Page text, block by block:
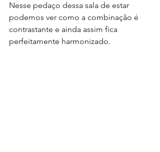
Nesse pedaço dessa sala de estar
podemos ver como a combinação é
contrastante e ainda assim fica
perfeitamente harmonizado.